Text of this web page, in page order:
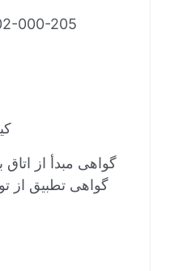
000-205
1
گواهی مبدأ از اتاق
گواهی تطبیق از